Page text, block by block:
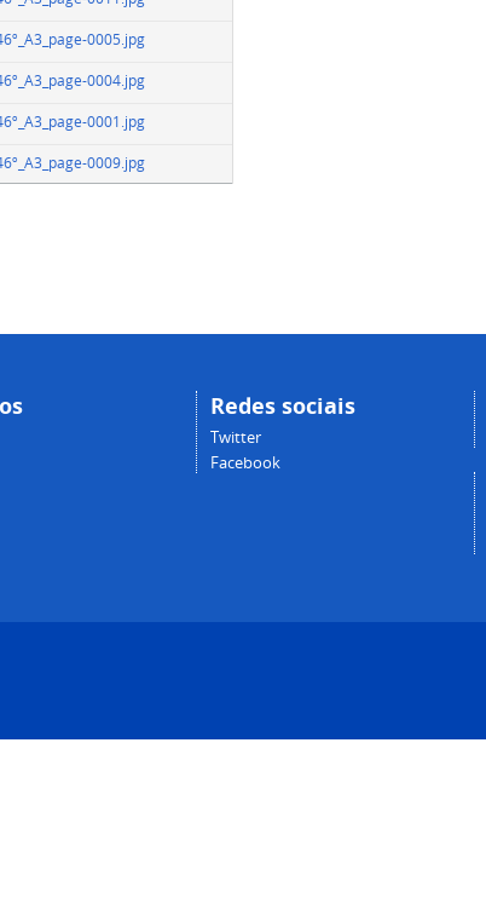
0005.jpg
0004.jpg
0001.jpg
0009.jpg
Redes sociais
Twitter
Facebook